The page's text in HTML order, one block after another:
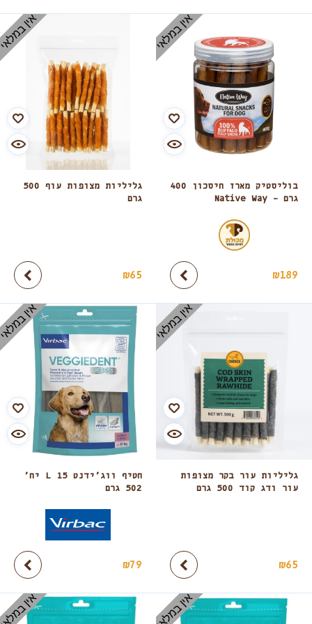
בוליסטיק מארז חיסכון 400
גרם – Native Way
₪189
אין במלאי
גליליות מצופות עוף 500
גרם
₪65
אין
גליליות עור בקר מצופות
עור ודג קוד 500 גרם
₪65
אין במלאי
חטיף ווג’ידנט L 15 יח’
502 גרם
₪79
אין
אין במלאי אין